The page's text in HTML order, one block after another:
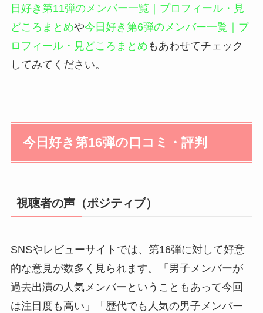
日好き第11弾のメンバー一覧｜プロフィール・見
どころまとめや今日好き第6弾のメンバー一覧｜プ
ロフィール・見どころまとめ もあわせてチェック
してみてください。
今日好き第16弾の口コミ・評判
視聴者の声（ポジティブ）
SNSやレビューサイトでは、第16弾に対して好意
的な意見が数多く見られます。「男子メンバーが
過去出演の人気メンバーということもあって今回
は注目度も高い」「歴代でも人気の男子メンバー